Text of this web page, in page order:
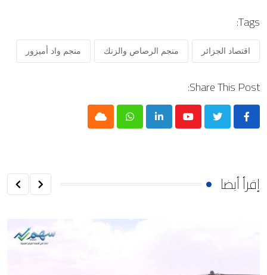
Tags:
اقتصاد الجزائر منجم الرصاص والزنك منجم واد أميزور
Share This Post:
Youtube
LinkedIn
Whatsapp
Cloud
إقرأ أيضا